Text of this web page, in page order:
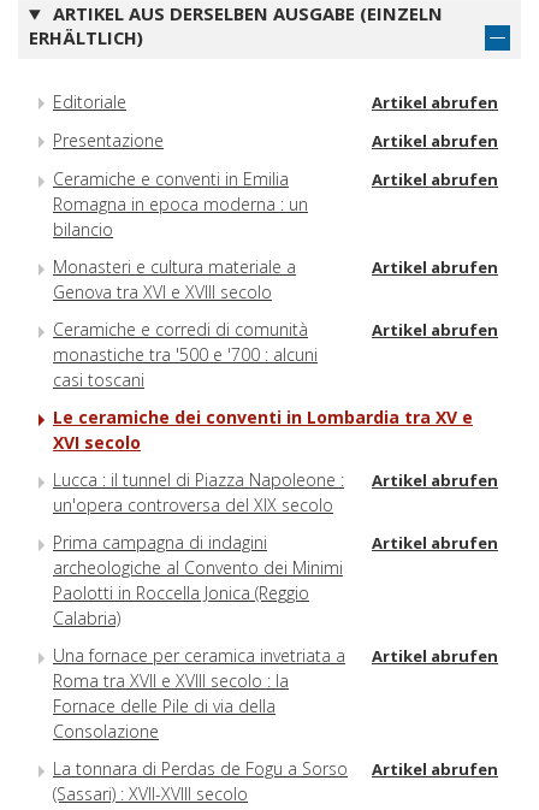
ARTIKEL AUS DERSELBEN AUSGABE (EINZELN
ERHÄLTLICH)
Editoriale Artikel abrufen
Presentazione Artikel abrufen
Ceramiche e conventi in Emilia
Romagna in epoca moderna : un
bilancio
Artikel abrufen
Monasteri e cultura materiale a
Genova tra XVI e XVIII secolo
Artikel abrufen
Ceramiche e corredi di comunità
monastiche tra '500 e '700 : alcuni
casi toscani
Artikel abrufen
Le ceramiche dei conventi in Lombardia tra XV e
XVI secolo
Lucca : il tunnel di Piazza Napoleone :
un'opera controversa del XIX secolo
Artikel abrufen
Prima campagna di indagini
archeologiche al Convento dei Minimi
Paolotti in Roccella Jonica (Reggio
Calabria)
Artikel abrufen
Una fornace per ceramica invetriata a
Roma tra XVII e XVIII secolo : la
Fornace delle Pile di via della
Consolazione
Artikel abrufen
La tonnara di Perdas de Fogu a Sorso
(Sassari) : XVII-XVIII secolo
Artikel abrufen